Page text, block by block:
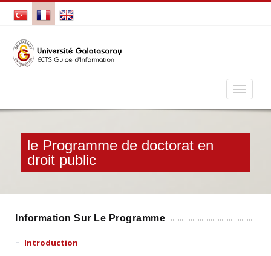
le Programme de doctorat en
droit public
Information Sur Le Programme
Introduction